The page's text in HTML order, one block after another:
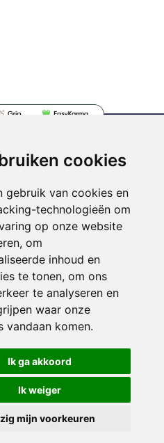
cookies
gebruik van cookies en
technologieën om
op onze website
om
inhoud en
te tonen, om ons
te analyseren en
waar onze
vandaan komen.
Ik ga akkoord
Ik weiger
mijn voorkeuren